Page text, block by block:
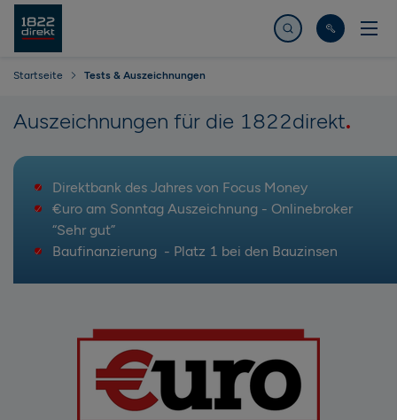
Jetzt suchen
Startseite Tests & Auszeichnungen
Auszeichnungen für die 1822direkt
Direktbank des Jahres von Focus Money
€uro am Sonntag Auszeichnung - Onlinebroker
“Sehr gut”
Baufinanzierung - Platz 1 bei den Bauzinsen